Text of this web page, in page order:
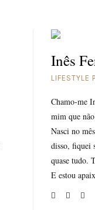
Inês
LIFESTYLE
Chamo-me
mim que
Nasci no
disso, fiquei
quase tudo.
E estou